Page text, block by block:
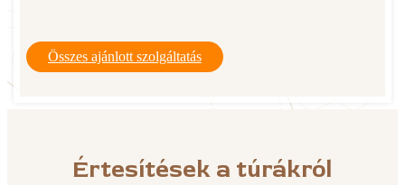
Összes ajánlott szolgáltatás
Értesítések a túrákról